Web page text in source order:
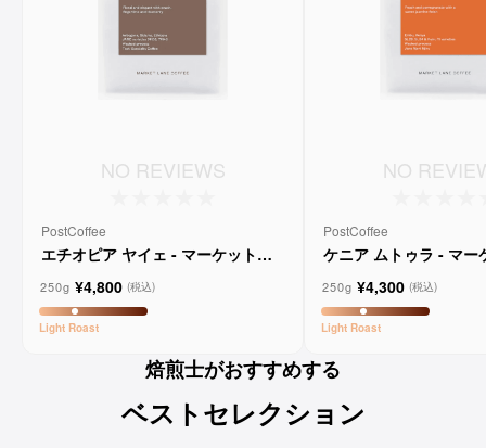
NO REVIEWS
PostCoffee
エチオピア ヤイェ - マーケットレ
250g ¥4,800 (税込)
Light Roast
NO
PostCoffee
ケニア ムトゥラ - マー
250g ¥4,300 (税込)
Light Roast
焙煎士がおすすめする
ベストセレクション